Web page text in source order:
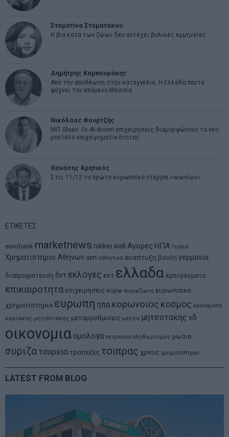
Σταματίνα Σταματάκου
Η βία κατά των ζώων δεν αντέχει βολικές ερμηνείες
Δημήτρης Καμπουράκης
Από την αποθέωση στην καταγγελία: Η Ελλάδα πάντα
ψάχνει τον επόμενο Μεσσία
Νικόλαος Φουρτζής
MIT Sloan: Οι AI-driven επιχειρήσεις διαμορφώνουν το νέο
μοντέλο επιχειρηματικότητας
Θανάσης Κρητικός
Στις 11/12 το πρώτο ευρωπαϊκό ντέρμπι «αιωνίων»
ΕΤΙΚΕΤΕΣ
eurobank marketnews nikkei wall Αγορες ΗΠΑ Ιταλια
Χρηματιστηριο Αθηνων αεπ αθλητικα αναπτυξη βουλη γερμανια
διαπραγματευση δντ εκλογες εκτ ελλαδα εμπορευματα
επικαιροτητα επιχειρησεις ευρω ευρωζωνη ευρωπαικα
χρηματιστηρια ευρωπη ηπα κορωνοιος κοσμος κρουσματα
κυριακος μητσοτακης μεταρρυθμισεις μετρα μητσοτακης νδ
οικονομια ομολογα πετρελαιο πληθωρισμος ρωσια
συριζα τουρκια τραπεζες τσιπρας χρεος χρηματιστηριο
LATEST FROM BLOG